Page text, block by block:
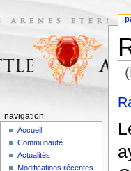
navigation
Accueil
Communauté
Actualités
Modifications récentes